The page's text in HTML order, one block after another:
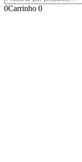
0Carrinho 0